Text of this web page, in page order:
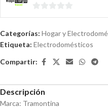
0
Categorías: Hogar y
Etiqueta: Electrodomésticos
Compartir:
Descripción
Marca: Tramontina